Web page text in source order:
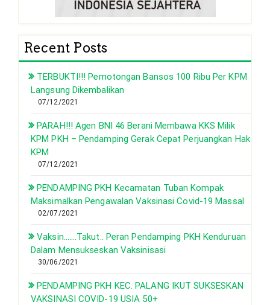
Recent Posts
TERBUKTI!!! Pemotongan Bansos 100 Ribu Per KPM
Langsung Dikembalikan
07/12/2021
PARAH!!! Agen BNI 46 Berani Membawa KKS Milik
KPM PKH – Pendamping Gerak Cepat Perjuangkan Hak
KPM
07/12/2021
PENDAMPING PKH Kecamatan Tuban Kompak
Maksimalkan Pengawalan Vaksinasi Covid-19 Massal
02/07/2021
Vaksin…….Takut.. Peran Pendamping PKH Kenduruan
Dalam Mensukseskan Vaksinisasi
30/06/2021
PENDAMPING PKH KEC. PALANG IKUT SUKSESKAN
VAKSINASI COVID-19 USIA 50+